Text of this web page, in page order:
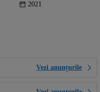
2021
Vezi anunțurile